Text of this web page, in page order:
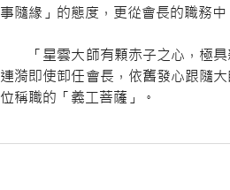
事隨緣」的態度，更從會長的職務
「星雲大師有顆赤子之心，極具
連漪即使卸任會長，依舊發心跟隨
位稱職的「義工菩薩」。